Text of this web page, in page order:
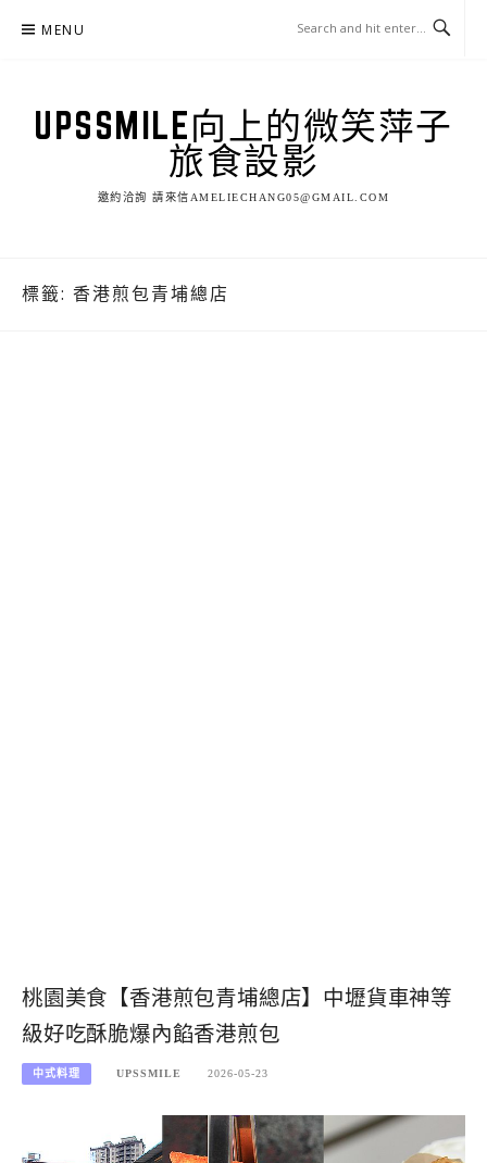
MENU
UPSSMILE向上的微笑萍子
旅食設影
邀約洽詢 請來信AMELIECHANG05@GMAIL.COM
標籤: 香港煎包青埔總店
桃園美食【香港煎包青埔總店】中壢貨車神等
級好吃酥脆爆內餡香港煎包
中式料理 UPSSMILE 2026-05-23